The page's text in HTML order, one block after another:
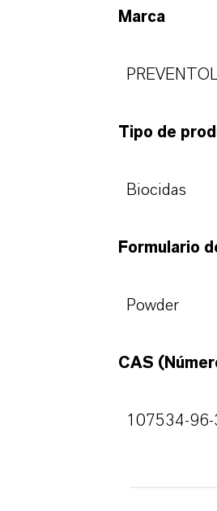
Marca
Tipo de
Biocidas
Formulario
Powder
CAS
107534-96-